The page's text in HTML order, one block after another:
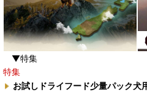
▼特集
特集
お試しドライフード少量パック犬